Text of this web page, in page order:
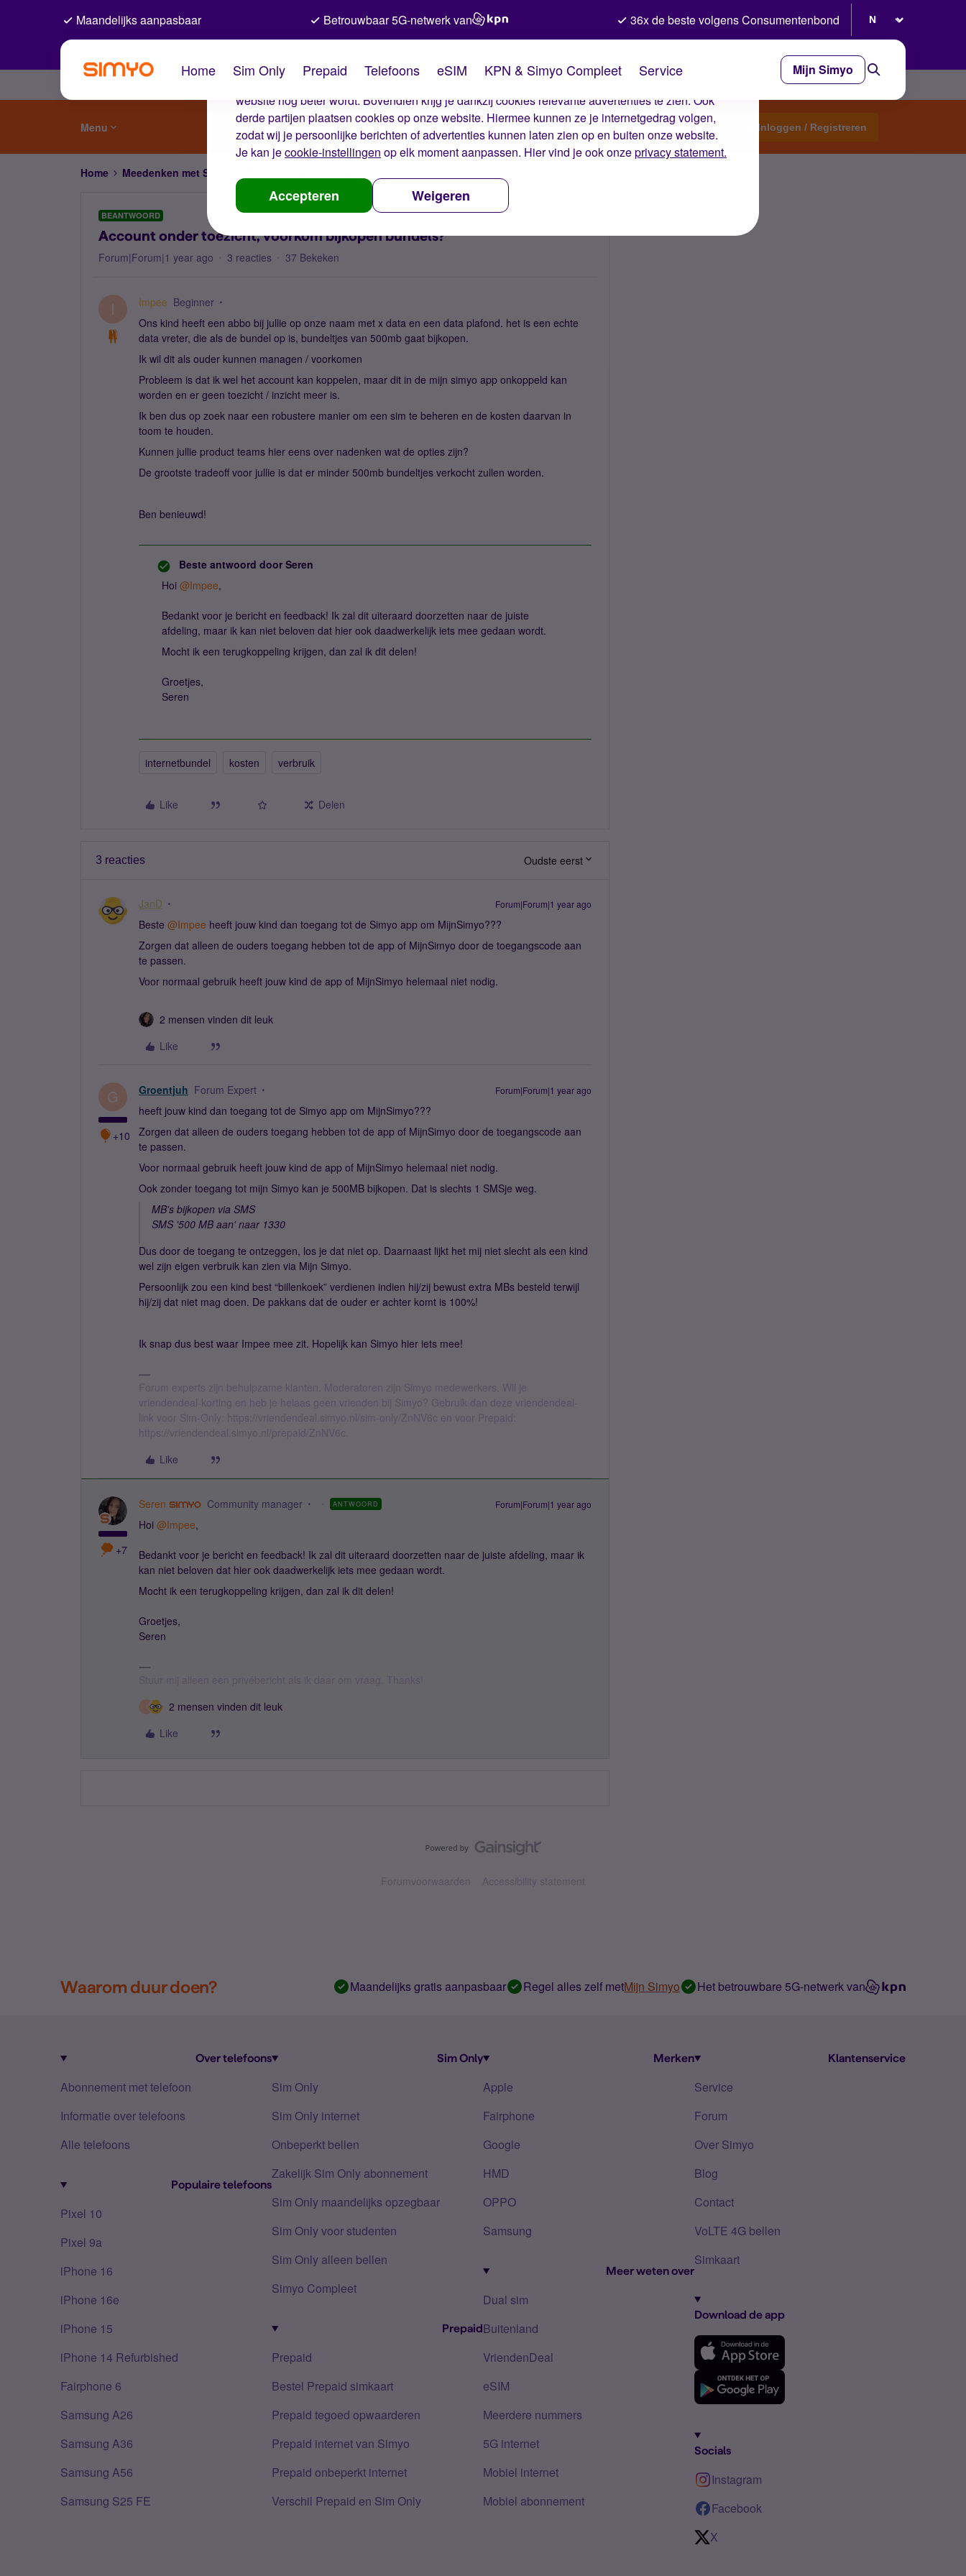
De cookies van Simyo
Wij gebruiken cookies op onze website. Met deze cookies zorgen wij ervoor dat je ervaring op de
website nog beter wordt. Bovendien krijg je dankzij cookies relevante advertenties te zien. Ook
derde partijen plaatsen cookies op onze website. Hiermee kunnen ze je internetgedrag volgen,
zodat wij je persoonlijke berichten of advertenties kunnen laten zien op en buiten onze website.
Je kan jecookie-instellingen op elk moment aanpassen. Hier vind je ook onzeprivacy statement.
Accepteren Weigeren
Maandelijks aanpasbaar Betrouwbaar 5G-netwerk van 36x de beste volgens Consumentenbond
Home Sim Only Prepaid Telefoons eSIM KPN & Simyo Compleet Service Mijn Simyo
Menu Start een topic Inloggen / Registreren
Home Meedenken met Simyo
BEANTWOORD
Account onder toezicht, voorkom bijkopen bundels?
Forum|Forum|1 year ago 3 reacties 37 Bekeken
I Impee Beginner
Ons kind heeft een abbo bij jullie op onze naam met x data en een data plafond. het is een echte
data vreter, die als de bundel op is, bundeltjes van 500mb gaat bijkopen.
Ik wil dit als ouder kunnen managen / voorkomen
Probleem is dat ik wel het account kan koppelen, maar dit in de mijn simyo app onkoppeld kan
worden en er geen toezicht / inzicht meer is.
Ik ben dus op zoek naar een robustere manier om een sim te beheren en de kosten daarvan in
toom te houden.
Kunnen jullie product teams hier eens over nadenken wat de opties zijn?
De grootste tradeoff voor jullie is dat er minder 500mb bundeltjes verkocht zullen worden.
Ben benieuwd!
Beste antwoord door Seren
Hoi ​ @Impee,
Bedankt voor je bericht en feedback! Ik zal dit uiteraard doorzetten naar de juiste
afdeling, maar ik kan niet beloven dat hier ook daadwerkelijk iets mee gedaan wordt.
Mocht ik een terugkoppeling krijgen, dan zal ik dit delen!
Groetjes,
Seren
internetbundel kosten verbruik
Like Delen
3 reacties Oudste eerst
JanD Forum|Forum|1 year ago
Beste ​ @Impee heeft jouw kind dan toegang tot de Simyo app om MijnSimyo???
Zorgen dat alleen de ouders toegang hebben tot de app of MijnSimyo door de toegangscode aan
te passen.
Voor normaal gebruik heeft jouw kind de app of MijnSimyo helemaal niet nodig.
2 mensen vinden dit leuk
Like
G
+10
Groentjuh Forum Expert Forum|Forum|1 year ago
heeft jouw kind dan toegang tot de Simyo app om MijnSimyo???
Zorgen dat alleen de ouders toegang hebben tot de app of MijnSimyo door de toegangscode aan
te passen.
Voor normaal gebruik heeft jouw kind de app of MijnSimyo helemaal niet nodig.
Ook zonder toegang tot mijn Simyo kan je 500MB bijkopen. Dat is slechts 1 SMSje weg.
MB's bijkopen via SMS
SMS '500 MB aan' naar 1330
Dus door de toegang te ontzeggen, los je dat niet op. Daarnaast lijkt het mij niet slecht als een kind
wel zijn eigen verbruik kan zien via Mijn Simyo.
Persoonlijk zou een kind best “billenkoek” verdienen indien hij/zij bewust extra MBs besteld terwijl
hij/zij dat niet mag doen. De pakkans dat de ouder er achter komt is 100%!
Ik snap dus best waar Impee mee zit. Hopelijk kan Simyo hier iets mee!
Forum experts zijn behulpzame klanten. Moderatoren zijn Simyo medewerkers. Wil je
vriendendeal-korting en heb je helaas geen vrienden bij Simyo? Gebruik dan deze vriendendeal-
link voor Sim-Only: https://vriendendeal.simyo.nl/sim-only/ZnNV6c en voor Prepaid:
https://vriendendeal.simyo.nl/prepaid/ZnNV6c.
Like
+7
Seren Community manager ANTWOORD Forum|Forum|1 year ago
Hoi ​ @Impee,
Bedankt voor je bericht en feedback! Ik zal dit uiteraard doorzetten naar de juiste afdeling, maar ik
kan niet beloven dat hier ook daadwerkelijk iets mee gedaan wordt.
Mocht ik een terugkoppeling krijgen, dan zal ik dit delen!
Groetjes,
Seren
2 mensen vinden dit leuk
Like
Forumvoorwaarden Accessibility statement
Waarom duur doen? Maandelijks gratis aanpasbaar Regel alles zelf metMijn Simyo Het betrouwbare 5G-netwerk van
Over telefoons
Abonnement met telefoon
Informatie over telefoons
Alle telefoons
Populaire telefoons
Pixel 10
Pixel 9a
iPhone 16
iPhone 16e
iPhone 15
iPhone 14 Refurbished
Fairphone 6
Samsung A26
Samsung A36
Samsung A56
Samsung S25 FE
Sim Only
Sim Only
Sim Only internet
Onbeperkt bellen
Zakelijk Sim Only abonnement
Sim Only maandelijks opzegbaar
Sim Only voor studenten
Sim Only alleen bellen
Simyo Compleet
Prepaid
Prepaid
Bestel Prepaid simkaart
Prepaid tegoed opwaarderen
Prepaid internet van Simyo
Prepaid onbeperkt internet
Verschil Prepaid en Sim Only
Merken
Apple
Fairphone
Google
HMD
OPPO
Samsung
Meer weten over
Dual sim
Buitenland
VriendenDeal
eSIM
Meerdere nummers
5G internet
Mobiel internet
Mobiel abonnement
Klantenservice
Service
Forum
Over Simyo
Blog
Contact
VoLTE 4G bellen
Simkaart
Download de app
Socials
Instagram
Facebook
X